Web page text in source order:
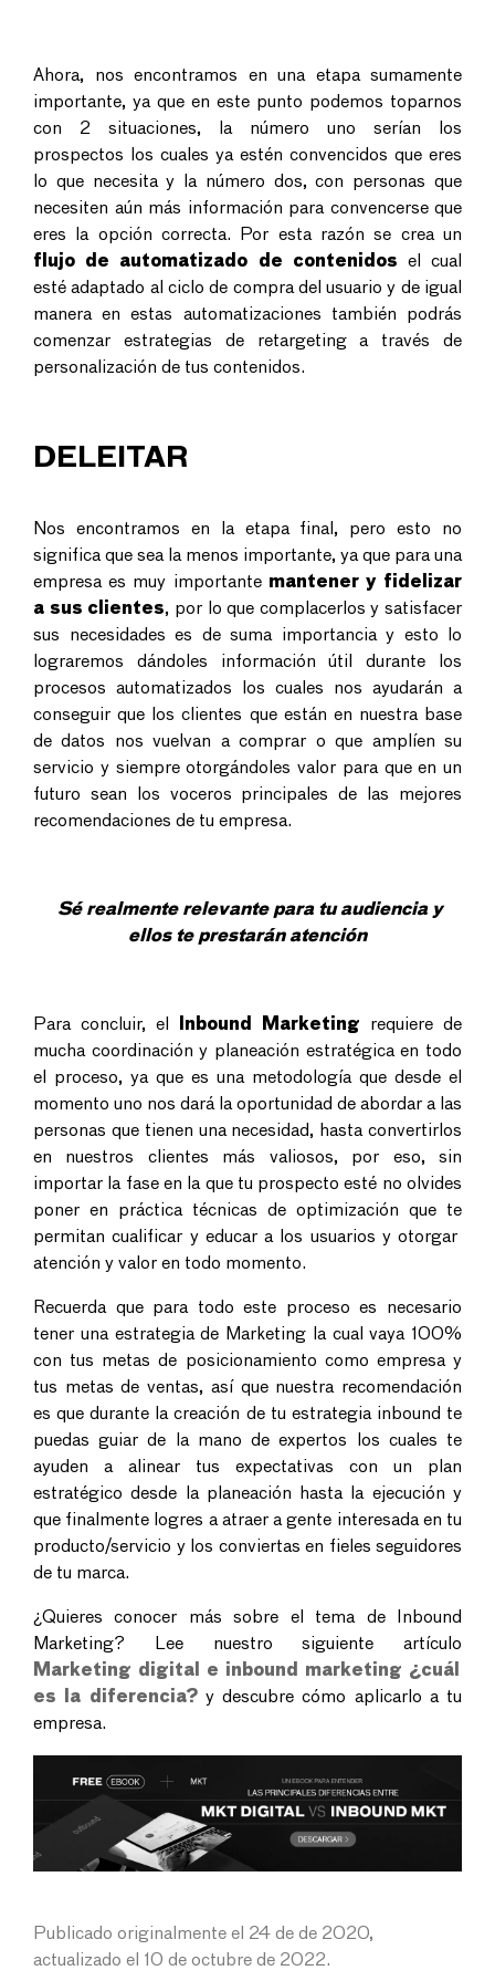
Ahora, nos encontramos en una etapa sumamente
importante, ya que en este punto podemos toparnos
con 2 situaciones, la número uno serían los
prospectos los cuales ya estén convencidos que eres
lo que necesita y la número dos, con personas que
necesiten aún más información para convencerse que
eres la opción correcta. Por esta razón se crea un
flujo de automatizado de contenidos el cual
esté adaptado al ciclo de compra del usuario y de igual
manera en estas automatizaciones también podrás
comenzar estrategias de retargeting a través de
personalización de tus contenidos.
DELEITAR
Nos encontramos en la etapa final, pero esto no
significa que sea la menos importante, ya que para una
empresa es muy importante mantener y fidelizar
a sus clientes, por lo que complacerlos y satisfacer
sus necesidades es de suma importancia y esto lo
lograremos dándoles información útil durante los
procesos automatizados los cuales nos ayudarán a
conseguir que los clientes que están en nuestra base
de datos nos vuelvan a comprar o que amplíen su
servicio y siempre otorgándoles valor para que en un
futuro sean los voceros principales de las mejores
recomendaciones de tu empresa.
Sé realmente relevante para tu audiencia y
ellos te prestarán atención
Para concluir, el Inbound Marketing
requiere de
mucha coordinación y planeación estratégica en todo
el proceso, ya que es una metodología que desde el
momento uno nos dará la oportunidad de abordar a las
personas que tienen una necesidad, hasta convertirlos
en nuestros clientes más valiosos, por eso, sin
importar la fase en la que tu prospecto esté no olvides
poner en práctica técnicas de optimización que te
permitan cualificar y educar a los usuarios y otorgar
atención y valor en todo momento.
Recuerda que para todo este proceso es necesario
tener una estrategia de Marketing la cual vaya 100%
con tus metas de posicionamiento como empresa y
tus metas de ventas, así que nuestra recomendación
es que durante la creación de tu estrategia inbound te
puedas guiar de la mano de expertos los cuales te
ayuden a alinear tus expectativas con un plan
estratégico desde la planeación hasta la ejecución y
que finalmente logres a atraer a gente interesada en tu
producto/servicio y los conviertas en fieles seguidores
de tu marca.
¿Quieres conocer más sobre el tema de Inbound
Marketing? Lee nuestro siguiente artículo
Marketing digital e inbound marketing ¿cuál
es la diferencia?y descubre cómo aplicarlo a tu
empresa.
Publicado originalmente el 24 de de 2020,
actualizado el 10 de octubre de 2022.